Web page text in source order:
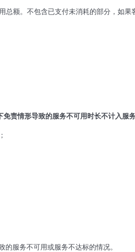
额。不包含已支付未消耗的部分，如
责情形导致的服务不可用时长不计入服
服务不可用或服务不达标的情况。